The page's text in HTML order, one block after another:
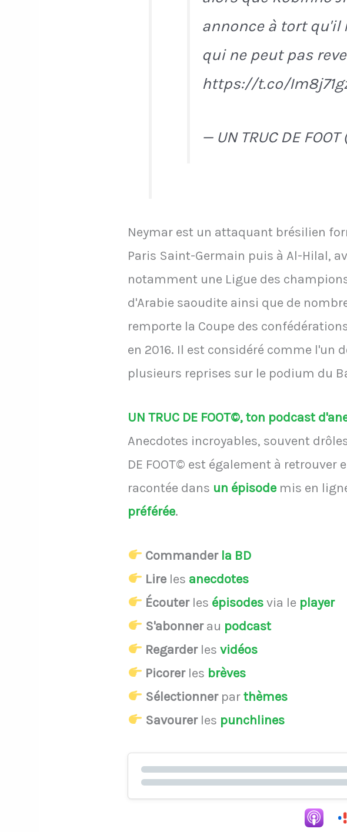
annonce à tort qu'il
qui ne peut pas
https://t.co/
— UN TRUC DE
Neymar est un attaquant brésilien
Paris Saint-Germain puis à Al-Hilal,
notamment une Ligue des
d'Arabie saoudite ainsi que de
remporte la Coupe des
en 2016. Il est considéré comme l'un
plusieurs reprises sur le podium du
UN TRUC DE FOOT©, ton podcast
Anecdotes incroyables, souvent
DE FOOT© est également à retrouver
racontée dans un épisode mis en
préférée.
Commander la BD
Lire les anecdotes
Écouterles épisodesvia le player
S'abonnerau podcast
Regarderlesvidéos
Picorerles brèves
Sélectionnerparthèmes
Savourerles punchlines